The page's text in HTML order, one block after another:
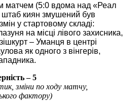
матчем (5:0 вдома над «Реал
киян змушений був
у стартовому складі:
на місці лівого захисника,
– Уманця в центрі
як одного з вінгерів,
– 5
зміни по ходу матчу,
фактору)